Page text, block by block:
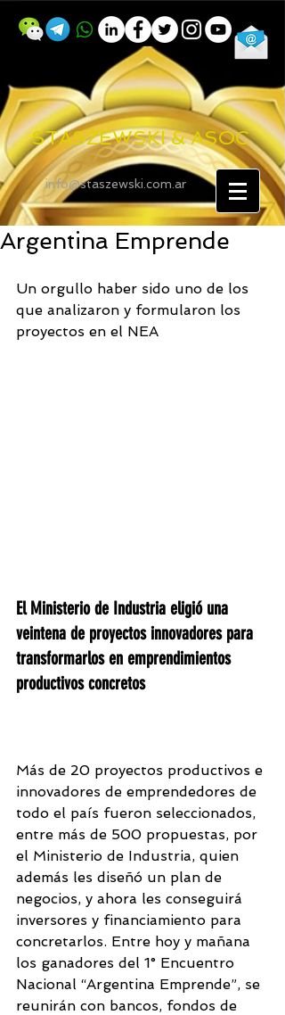
STASZEWSKI & ASOC
info@staszewski.com.ar
Argentina Emprende
Un orgullo haber sido uno de los
que analizaron y formularon los
proyectos en el NEA
El Ministerio de Industria eligió una
veintena de proyectos innovadores para
transformarlos en emprendimientos
productivos concretos
Más de 20 proyectos productivos e
innovadores de emprendedores de
todo el país fueron seleccionados,
entre más de 500 propuestas, por
el Ministerio de Industria, quien
además les diseñó un plan de
negocios, y ahora les conseguirá
inversores y financiamiento para
concretarlos. Entre hoy y mañana
los ganadores del 1° Encuentro
Nacional “Argentina Emprende”, se
reunirán con bancos, fondos de